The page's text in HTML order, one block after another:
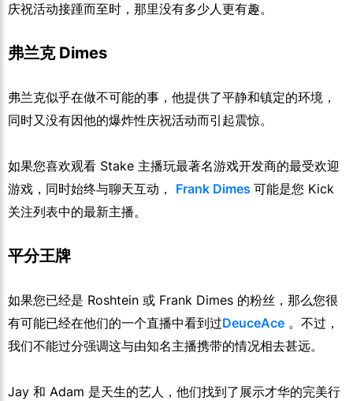
庆祝活动接踵而至时，那里没有多少人更有趣。
弗兰克 Dimes
弗兰克似乎在做不可能的事，他提供了平静和镇定的环境，
同时又没有因他的爆炸性庆祝活动而引起震惊。
如果您喜欢观看 Stake 主播玩最著名游戏开发商的最受欢迎
游戏，同时始终与聊天互动， Frank Dimes 可能是您 Kick
关注列表中的最新主播。
平分王牌
如果您已经是 Roshtein 或 Frank Dimes 的粉丝，那么您很
有可能已经在他们的一个直播中看到过DeuceAce 。不过，
我们不能过分强调这与由知名主播携带的情况相去甚远。
Jay 和 Adam 是天生的艺人，他们找到了展示才华的完美行